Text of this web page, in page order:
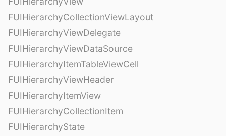
FUIHierarchyCollectionViewLayout
FUIHierarchyViewDelegate
FUIHierarchyViewDataSource
FUIHierarchyItemTableViewCell
FUIHierarchyViewHeader
FUIHierarchyItemView
FUIHierarchyCollectionItem
FUIHierarchyState